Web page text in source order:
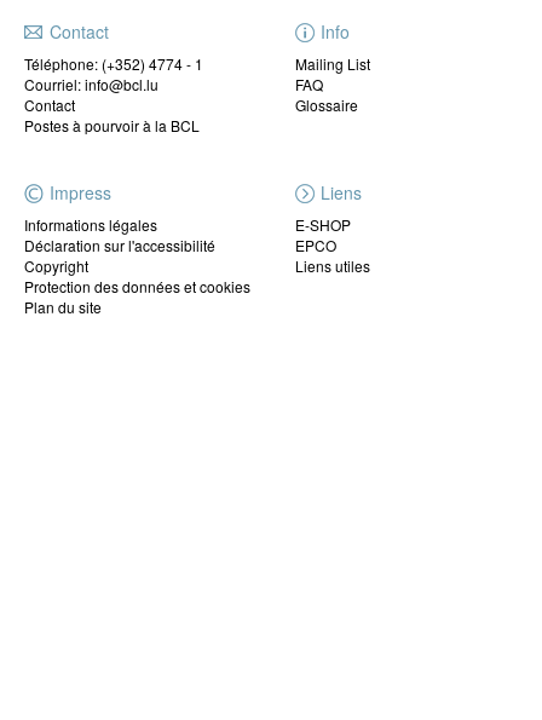
Contact
Téléphone: (+352) 4774 - 1
Courriel: info@bcl.lu
Contact
Postes à pourvoir à la BCL
Info
Mailing List
FAQ
Glossaire
Impress
Informations légales
Déclaration sur l'accessibilité
Copyright
Protection des données et cookies
Plan du site
Liens
E-SHOP
EPCO
Liens utiles